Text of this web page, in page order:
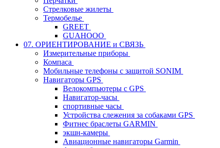
Стрелковые жилеты
Термобелье
GREET
GUAHOOO
07. ОРИЕНТИРОВАНИЕ и СВЯЗЬ
Измерительные приборы
Компаса
Мобильные телефоны с защитой SONIM
Навигаторы GPS
Велокомпьютеры с GPS
Навигатор-часы
спортивные часы
Устройства слежения за собаками GPS
Фитнес браслеты GARMIN
экшн-камеры
Авиационные навигаторы Garmin